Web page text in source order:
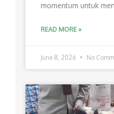
momentum untuk
READ MORE »
June 8, 2026 No